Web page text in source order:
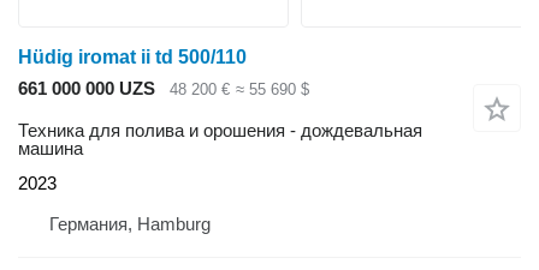
Hüdig iromat ii td 500/110
661 000 000 UZS
48 200 € ≈ 55 690 $
Техника для полива и орошения - дождевальная
машина
2023
Германия, Hamburg